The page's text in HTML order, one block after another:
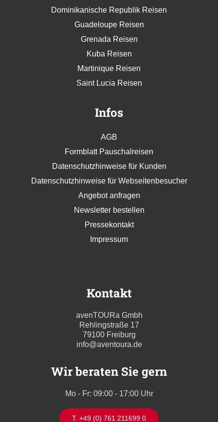
Dominikanische Republik Reisen
Guadeloupe Reisen
Grenada Reisen
Kuba Reisen
Martinique Reisen
Saint Lucia Reisen
Infos
AGB
Formblatt Pauschalreisen
Datenschutzhinweise für Kunden
Datenschutzhinweise für Webseitenbesucher
Angebot anfragen
Newsletter bestellen
Pressekontakt
Impressum
Kontakt
avenTOURa Gmbh
Rehlingstraße 17
79100 Freiburg
info@aventoura.de
Wir beraten Sie gern
Mo - Fr: 09:00 - 17:00 Uhr
T. +49 (0) 761 211699 0